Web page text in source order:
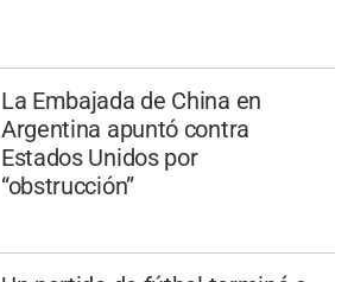
La Embajada de China en
Argentina apuntó contra
Estados Unidos por
“obstrucción”